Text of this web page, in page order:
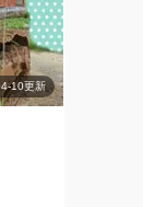
10更新